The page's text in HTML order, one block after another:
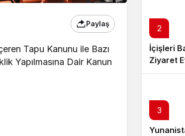
Paylaş
Tapu Kanunu ile Bazı
Yapılmasına Dair Kanun
2
İçişleri
Ziyaret
3